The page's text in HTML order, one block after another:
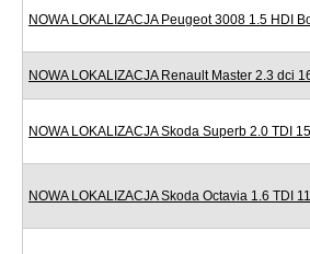
NOWA LOKALIZACJA Peugeot 3008 1.5 HDI
NOWA LOKALIZACJA Renault Master 2.3 dci
NOWA LOKALIZACJA Skoda Superb 2.0 TDI
NOWA LOKALIZACJA Skoda Octavia 1.6 TDI